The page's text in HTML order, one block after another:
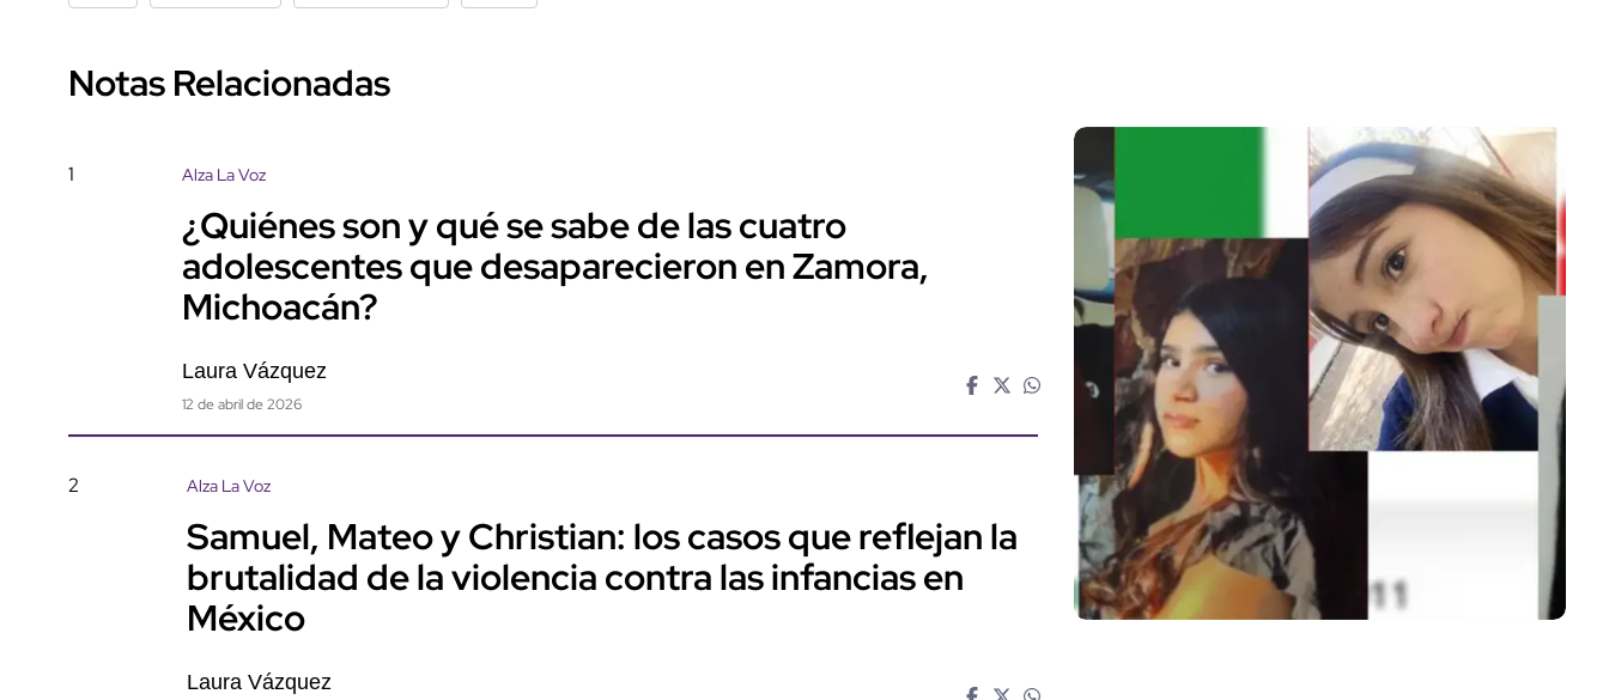
Notas Relacionadas
1 Alza La Voz
¿Quiénes son y qué se sabe de las cuatro
adolescentes que desaparecieron en Zamora,
Michoacán?
Laura Vázquez
12 de abril de 2026
2 Alza La Voz
Samuel, Mateo y Christian: los casos que reflejan la
brutalidad de la violencia contra las infancias en
México
Laura Vázquez